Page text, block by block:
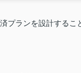
プランを設計する